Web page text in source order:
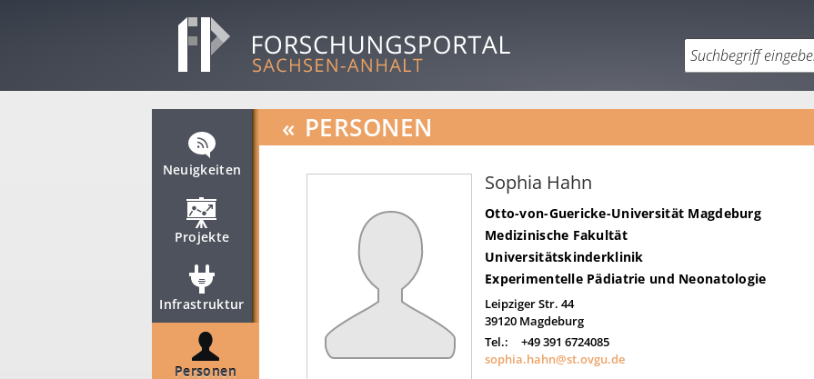
Neuigkeiten
Projekte
Infrastruktur
Personen
« PERSONEN
Sophia Hahn
Otto-von-Guericke-Universität Magdeburg
Medizinische Fakultät
Universitätskinderklinik
Experimentelle Pädiatrie und Neonatologie
Leipziger Str. 44
39120 Magdeburg
Tel.:
+49 391 6724085
sophia.hahn@st.ovgu.de